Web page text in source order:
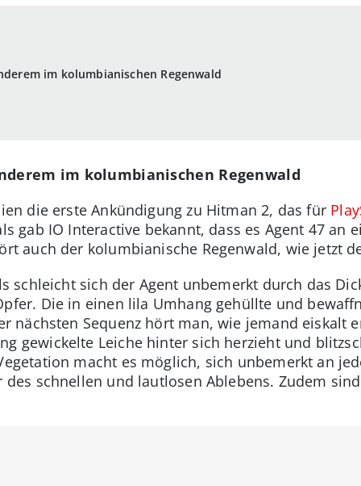
im kolumbianischen Regenwald
im kolumbianischen Regenwald
die erste Ankündigung zu Hitman 2, das für
gab IO Interactive bekannt, dass es Agent 47 an
auch der kolumbianische Regenwald, wie jetzt
schleicht sich der Agent unbemerkt durch das
Die in einen lila Umhang gehüllte und
nächsten Sequenz hört man, wie jemand eiskalt
gewickelte Leiche hinter sich herzieht und
macht es möglich, sich unbemerkt an
des schnellen und lautlosen Ablebens. Zudem